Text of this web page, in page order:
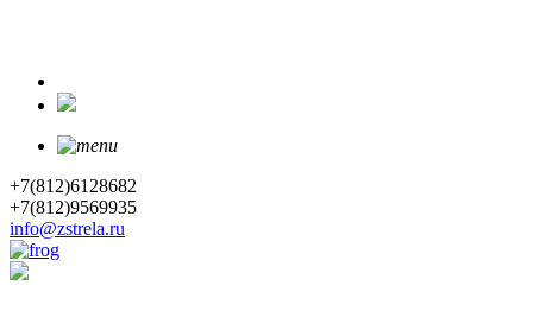
+7(812)6128682
+7(812)9569935
info@zstrela.ru